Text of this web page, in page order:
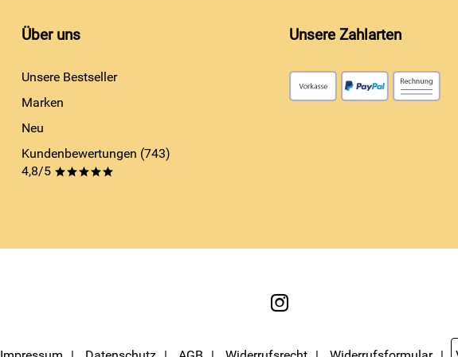
Über uns
Unsere Bestseller
Marken
Neu
Kundenbewertungen (743)
4,8/5 *****
Unsere Zahlarten